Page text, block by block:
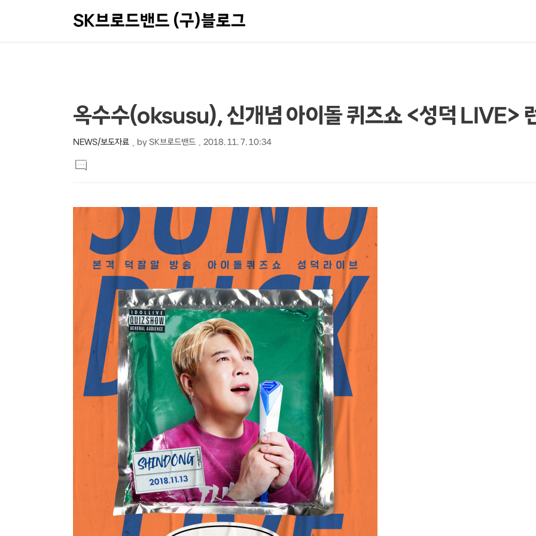
SK브로드밴드 (구)블로그
상
컨
텐
본
문
제
목
옥수수(oksusu), 신개념 아이돌 퀴즈쇼 <성덕 LIVE>
NEWS/보도자료 by SK브로드밴드 2018. 11. 7. 10:34
문
댓
글